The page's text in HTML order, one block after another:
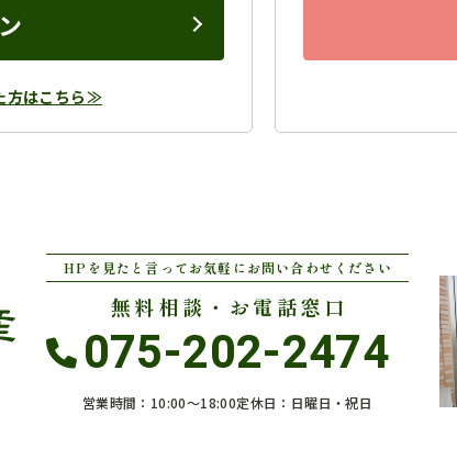
方はこちら≫
HPを見たと言ってお気軽にお問い合わせください
無料相談・お電話窓口
075-202-2474
営業時間：10:00〜18:00定休日：日曜日・祝日